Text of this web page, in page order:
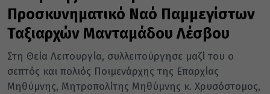
Προσκυνηματικό Ναό Παμμεγίστων
Ταξιαρχών Μανταμάδου Λέσβου
Στη Θεία Λειτουργία, συλλειτούργησε μαζί του ο
σεπτός και πολιός Ποιμενάρχης της Επαρχίας
Μηθύμνης, Μητροπολίτης Μηθύμνης κ. Χρυσόστομος,